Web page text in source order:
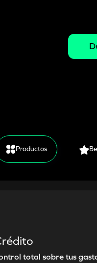
Productos
total sobre tus